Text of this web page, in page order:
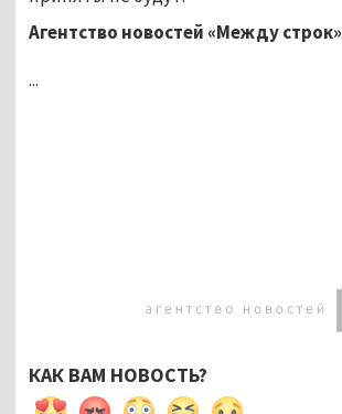
Агентство новостей «Между строк»
...
КАК ВАМ НОВОСТЬ?